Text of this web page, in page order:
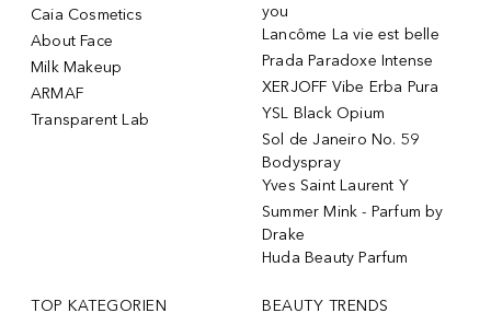
Caia Cosmetics
About Face
Milk Makeup
ARMAF
Transparent Lab
you
Lancôme La vie est belle
Prada Paradoxe Intense
XERJOFF Vibe Erba Pura
YSL Black Opium
Sol de Janeiro No. 59
Bodyspray
Yves Saint Laurent Y
Summer Mink - Parfum by
Drake
Huda Beauty Parfum
TOP KATEGORIEN BEAUTY TRENDS